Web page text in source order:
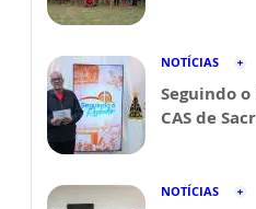
NOTÍCIAS
Seguindo
CAS de
NOTÍCIAS